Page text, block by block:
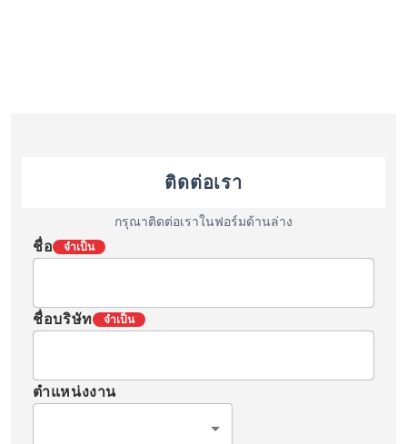
ติดต่อเรา
กรุณาติดต่อเราในฟอร์มด้านล่าง
ชื่อ จำเป็น
ชื่อบริษัท จำเป็น
ตำแหน่งงาน